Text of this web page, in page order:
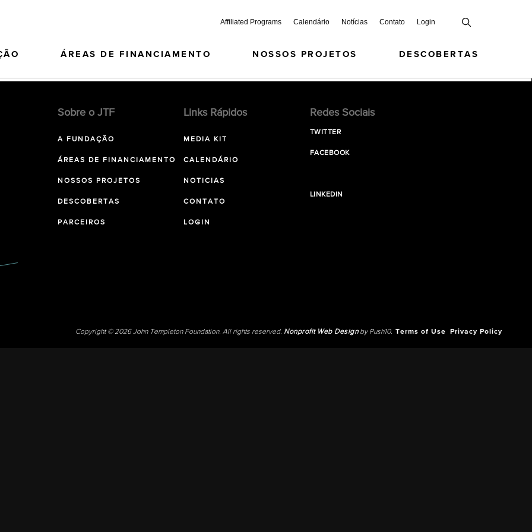
Affiliated Programs Calendário Notícias Contato Login
ÁREAS DE FINANCIAMENTO NOSSOS PROJETOS DESCOBERTAS
Sobre o JTF
A FUNDAÇÃO
ÁREAS DE FINANCIAMENTO
NOSSOS PROJETOS
DESCOBERTAS
PARCEIROS
Links Rápidos
MEDIA KIT
CALENDÁRIO
NOTICIAS
CONTATO
LOGIN
Redes Sociais
TWITTER
FACEBOOK
LINKEDIN
Copyright © 2026 John Templeton Foundation. All rights reserved. Nonprofit Web Designby Push10. Terms of Use Privacy Policy